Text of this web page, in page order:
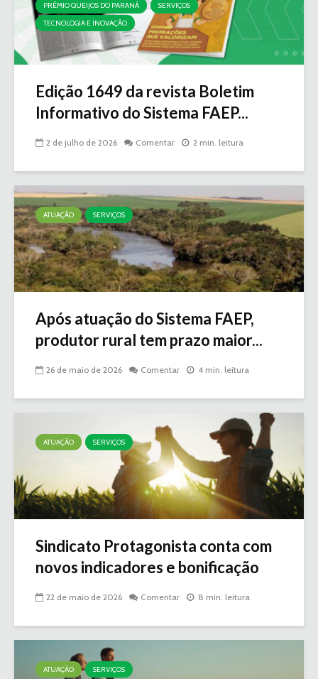
PRÊMIO QUEIJOS DO PARANÁ
SERVIÇOS
TECNOLOGIA E INOVAÇÃO
Edição 1649 da revista Boletim
Informativo do Sistema FAEP...
2 de julho de 2026 Comentar 2 min. leitura
ATUAÇÃO SERVIÇOS
Após atuação do Sistema FAEP,
produtor rural tem prazo maior...
26 de maio de 2026 Comentar 4 min. leitura
ATUAÇÃO SERVIÇOS
Sindicato Protagonista conta com
novos indicadores e bonificação
22 de maio de 2026 Comentar 8 min. leitura
ATUAÇÃO SERVIÇOS